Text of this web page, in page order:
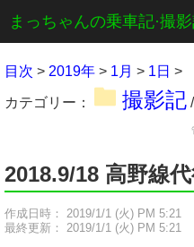
まっちゃんの乗車記·撮
目次 > 2019年 > 1月 > 1日 >
カテゴリー： 撮影記 /
2018.9/18 高野線
作成日時： 2019/1/1 (火) PM 5:21
最終更新： 2019/1/1 (火) PM 5:21